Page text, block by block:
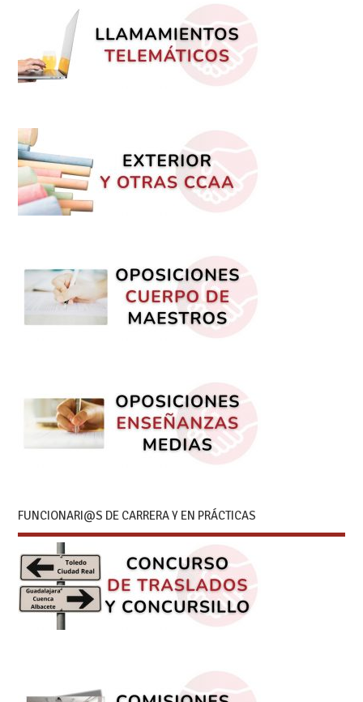
FUNCIONARI@S DE CARRERA Y EN PRÁCTICAS